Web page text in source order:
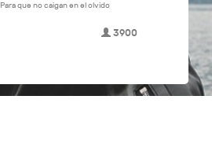
Para que no caigan en el olvido
3900